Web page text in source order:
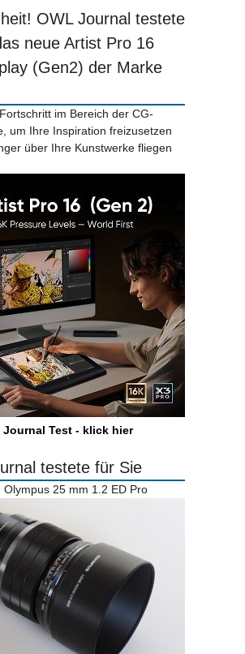
OWL Journal testete
neue Artist Pro 16
(Gen2) der Marke
im Bereich der CG-
um Ihre Inspiration freizusetzen
über Ihre Kunstwerke fliegen
Journal Test - klick hier
testete für Sie
Olympus 25 mm 1.2 ED Pro